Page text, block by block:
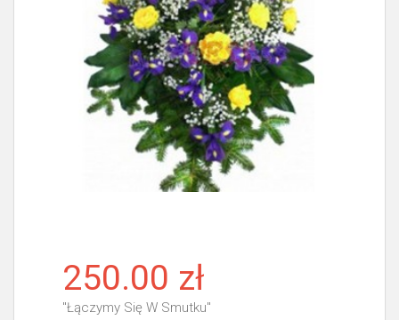
250.00 zł
"Łączymy Się W Smutku"